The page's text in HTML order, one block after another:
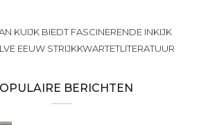
KUIJK BIEDT FASCINERENDE INKIJK
EEUW STRIJKKWARTETLITERATUUR
BERICHTEN